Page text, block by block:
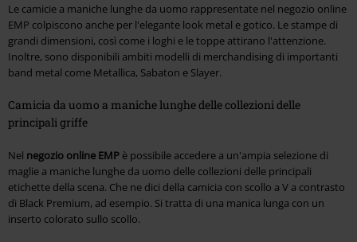
Le camicie a maniche lunghe da uomo rappresentate nel negozio online
EMP colpiscono anche per l'elegante look metal e gotico. Le stampe di
grandi dimensioni, così come i loghi e le toppe attirano l'attenzione.
Inoltre, sono disponibili ambiti modelli di merchandising di importanti
band metal come Metallica, Sabaton e Slayer.
Camicia da uomo a maniche lunghe delle collezioni delle
principali griffe
Nel negozio online EMP è possibile accedere a un'ampia selezione di
maglie a maniche lunghe da uomo delle collezioni delle principali
etichette della scena. Che ne dici della camicia con scollo a V a contrasto
di Black Premium, ad esempio. Si tratta di una manica lunga con un
inserto colorato sullo scollo.